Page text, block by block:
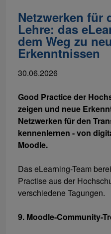
Netzwerken für
Lehre: das
dem Weg zu
Erkenntnissen
30.06.2026
Good Practice der
zeigen und neue
Netzwerken für den
kennenlernen - von
Moodle.
Das eLearning-Team
Practise aus der
verschiedene Tagungen.
9. Moodle-Community-